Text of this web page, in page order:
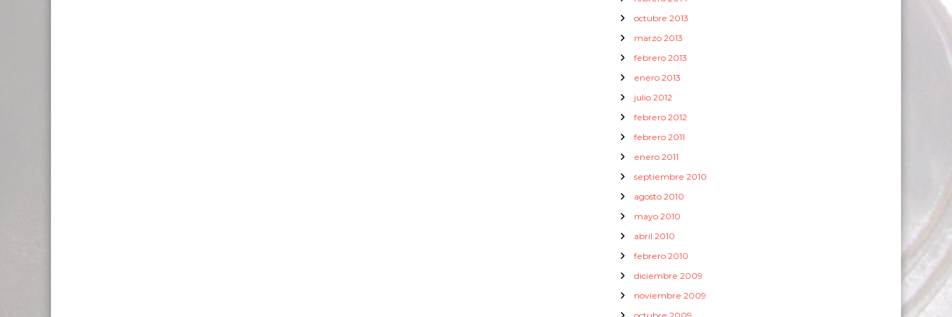
octubre 2013
marzo 2013
febrero 2013
enero 2013
julio 2012
febrero 2012
febrero 2011
enero 2011
septiembre 2010
agosto 2010
mayo 2010
abril 2010
febrero 2010
diciembre 2009
noviembre 2009